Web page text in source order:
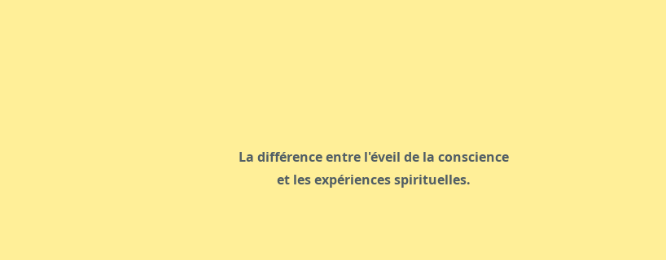
La différence entre l'éveil de la conscience
et les expériences spirituelles.